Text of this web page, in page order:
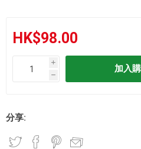
HK$98.00
i
h
分享: